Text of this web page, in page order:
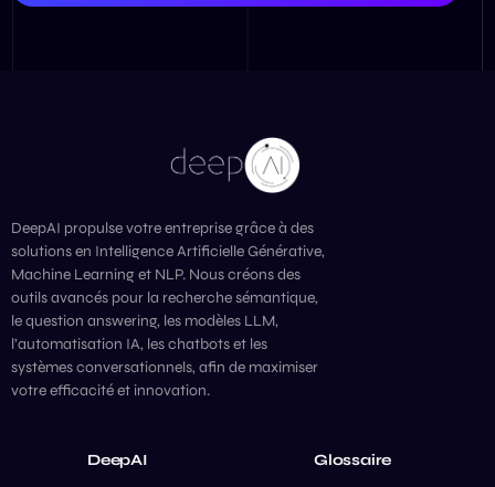
DeepAI propulse votre entreprise grâce à des
solutions en Intelligence Artificielle Générative,
Machine Learning et NLP. Nous créons des
outils avancés pour la recherche sémantique,
le question answering, les modèles LLM,
l’automatisation IA, les chatbots et les
systèmes conversationnels, afin de maximiser
votre efficacité et innovation.
DeepAI Glossaire